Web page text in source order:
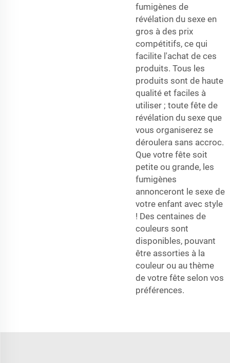
fumigènes de
révélation du sexe en
gros à des prix
compétitifs, ce qui
facilite l'achat de ces
produits. Tous les
produits sont de haute
qualité et faciles à
utiliser ; toute fête de
révélation du sexe que
vous organiserez se
déroulera sans accroc.
Que votre fête soit
petite ou grande, les
fumigènes
annonceront le sexe de
votre enfant avec style
! Des centaines de
couleurs sont
disponibles, pouvant
être assorties à la
couleur ou au thème
de votre fête selon vos
préférences.